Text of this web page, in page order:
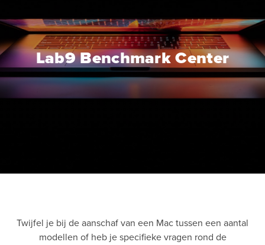
Lab9 Benchmark Center
Twijfel je bij de aanschaf van een Mac tussen een aantal
modellen of heb je specifieke vragen rond de